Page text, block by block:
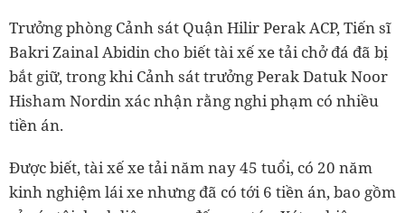
Trưởng phòng Cảnh sát Quận Hilir Perak ACP, Tiến sĩ
Bakri Zainal Abidin cho biết tài xế xe tải chở đá đã bị
bắt giữ, trong khi Cảnh sát trưởng Perak Datuk Noor
Hisham Nordin xác nhận rằng nghi phạm có nhiều
tiền án.
Được biết, tài xế xe tải năm nay 45 tuổi, có 20 năm
kinh nghiệm lái xe nhưng đã có tới 6 tiền án, bao gồm